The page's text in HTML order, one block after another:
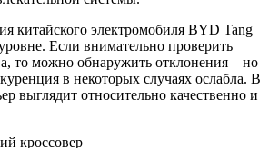
китайского электромобиля BYD Tang
Если внимательно проверить
то можно обнаружить отклонения – но
в некоторых случаях ослабла. В
выглядит относительно качественно и